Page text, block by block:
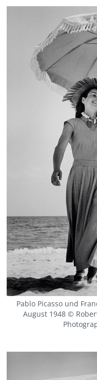
Pablo Picasso und
August 1948 ©